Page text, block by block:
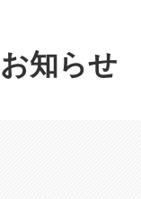
お知らせ